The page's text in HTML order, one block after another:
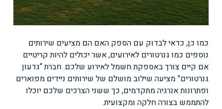
כמו כן, כדאי לבדוק עם הספק האם הם מציעים שירותים
נוספים כמו גנרטורים לאירועים, אשר יכולים להיות קריטיים
אם קיים צורך באספקת חשמל לאירוע שלכם. חברת “גדעון
גנרטורים” מציעה שילוב מושלם של שירותים ניידים מפוארים
ופתרונות אנרגיה מתקדמים, כך ששני הצרכים שלכם יוכלו
להתממש בצורה חלקה ומקצועית.